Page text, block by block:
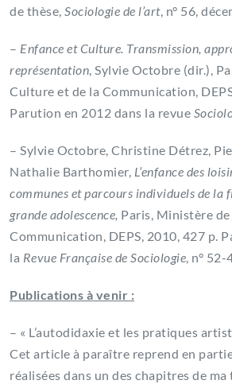
de thèse, Sociologie de l’art, n° 56,
– Enfance et Culture. Transmission,
représentation, Sylvie Octobre (dir.),
Culture et de la Communication,
Parution en 2012 dans la revue
– Sylvie Octobre, Christine Détrez,
Nathalie Barthomier, L’enfance des
communes et parcours individuels de la
grande adolescence, Paris, Ministère
Communication, DEPS, 2010, 427 p.
la Revue Française de Sociologie, n°
Publications à venir :
– « L’autodidaxie et les pratiques
Cet article à paraître reprend en
réalisées dans un des chapitres de